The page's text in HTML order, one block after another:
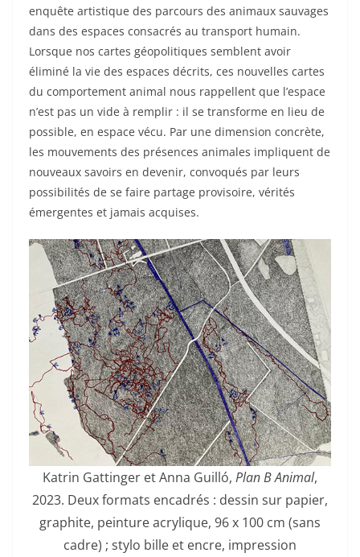
enquête artistique des parcours des animaux sauvages
dans des espaces consacrés au transport humain.
Lorsque nos cartes géopolitiques semblent avoir
éliminé la vie des espaces décrits, ces nouvelles cartes
du comportement animal nous rappellent que l’espace
n’est pas un vide à remplir : il se transforme en lieu de
possible, en espace vécu. Par une dimension concrète,
les mouvements des présences animales impliquent de
nouveaux savoirs en devenir, convoqués par leurs
possibilités de se faire partage provisoire, vérités
émergentes et jamais acquises.
Katrin Gattinger et Anna Guilló, Plan B Animal,
2023. Deux formats encadrés : dessin sur papier,
graphite, peinture acrylique, 96 x 100 cm (sans
cadre) ; stylo bille et encre, impression